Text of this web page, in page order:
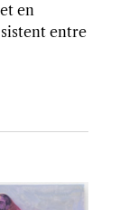
en
entre